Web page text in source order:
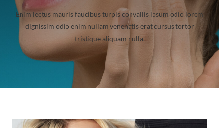
Enim lectus mauris faucibus turpis convallis ipsum odio lorem
dignissim odio enim nullam venenatis erat cursus tortor
tristique aliquam nulla.